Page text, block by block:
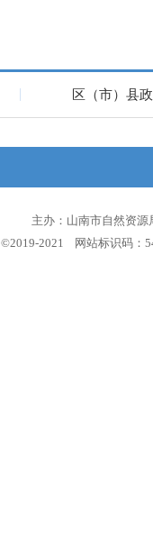
区（市）县
主办：山南市自然资
©2019-2021 网站标识码：